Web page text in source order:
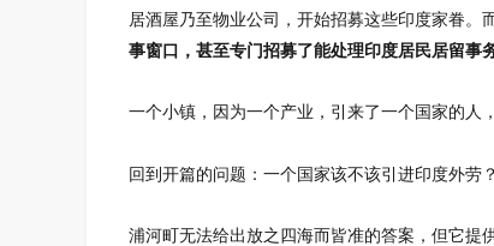
居酒屋乃至物业公司，开始招募这些印度家眷。
事窗口，甚至专门招募了能处理印度居民居留事
一个小镇，因为一个产业，引来了一个国家的人
回到开篇的问题：一个国家该不该引进印度外劳？
浦河町无法给出放之四海而皆准的答案，但它提